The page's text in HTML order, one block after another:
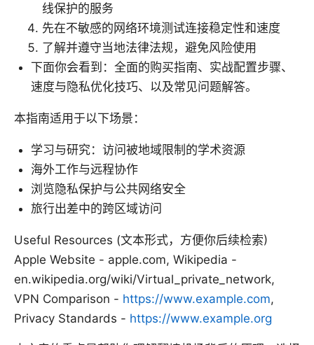
线保护的服务
先在不敏感的网络环境测试连接稳定性和速度
了解并遵守当地法律法规，避免风险使用
下面你会看到：全面的购买指南、实战配置步骤、
速度与隐私优化技巧、以及常见问题解答。
本指南适用于以下场景：
学习与研究：访问被地域限制的学术资源
海外工作与远程协作
浏览隐私保护与公共网络安全
旅行出差中的跨区域访问
Useful Resources (文本形式，方便你后续检索)
Apple Website - apple.com, Wikipedia -
en.wikipedia.org/wiki/Virtual_private_network,
VPN Comparison - https://www.example.com,
Privacy Standards - https://www.example.org